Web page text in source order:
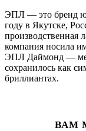
ЭПЛ — это бренд
году в Якутске,
производственная
компания носила
ЭПЛ Даймонд —
сохранилось как
бриллиантах.
ВАМ